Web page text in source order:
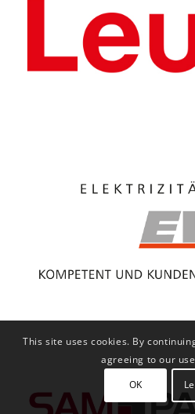
This site uses cookies. By
agreeing to our
OK